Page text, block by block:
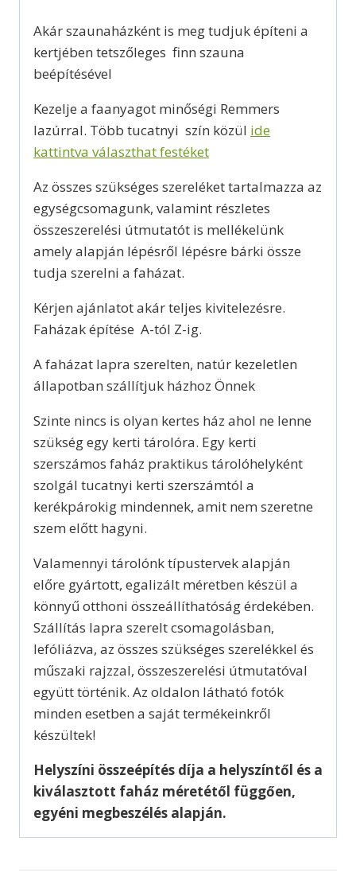
Akár szaunaházként is meg tudjuk építeni a
kertjében tetszőleges finn szauna
beépítésével
Kezelje a faanyagot minőségi Remmers
lazúrral. Több tucatnyi szín közül ide
kattintva választhat festéket
Az összes szükséges szereléket tartalmazza az
egységcsomagunk, valamint részletes
összeszerelési útmutatót is mellékelünk
amely alapján lépésről lépésre bárki össze
tudja szerelni a faházat.
Kérjen ajánlatot akár teljes kivitelezésre.
Faházak építése A-tól Z-ig.
A faházat lapra szerelten, natúr kezeletlen
állapotban szállítjuk házhoz Önnek
Szinte nincs is olyan kertes ház ahol ne lenne
szükség egy kerti tárolóra. Egy kerti
szerszámos faház praktikus tárolóhelyként
szolgál tucatnyi kerti szerszámtól a
kerékpárokig mindennek, amit nem szeretne
szem előtt hagyni.
Valamennyi tárolónk típustervek alapján
előre gyártott, egalizált méretben készül a
könnyű otthoni összeállíthatóság érdekében.
Szállítás lapra szerelt csomagolásban,
lefóliázva, az összes szükséges szerelékkel és
műszaki rajzzal, összeszerelési útmutatóval
együtt történik. Az oldalon látható fotók
minden esetben a saját termékeinkről
készültek!
Helyszíni összeépítés díja a helyszíntől és a
kiválasztott faház méretétől függően,
egyéni megbeszélés alapján.